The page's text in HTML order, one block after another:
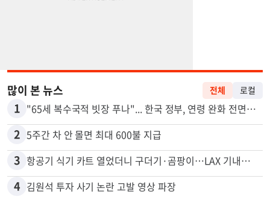
많이 본 뉴스
1
2 5주간 차 안 몰면 최대 600불 지급
3